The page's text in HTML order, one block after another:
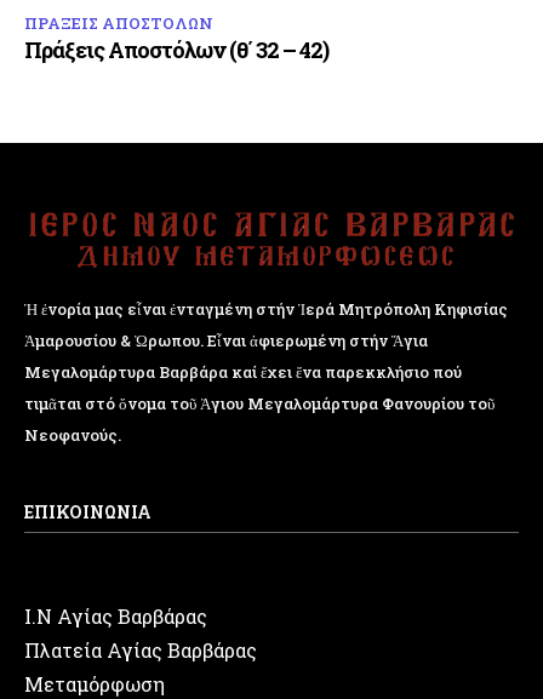
ΠΡΑΞΕΙΣ ΑΠΟΣΤΟΛΩΝ
Πράξεις Αποστόλων (θ΄ 32 – 42)
Ἡ ἐνορία μας εἶναι ἐνταγμένη στήν Ἱερά Μητρόπολη Κηφισίας
Ἁμαρουσίου & Ὠρωπου. Εἶναι ἀφιερωμένη στήν Ἅγια
Μεγαλομάρτυρα Βαρβάρα καί ἔχει ἕνα παρεκκλήσιο πού
τιμᾶται στό ὄνομα τοῦ Ἁγιου Μεγαλομάρτυρα Φανουρίου τοῦ
Νεοφανούς.
ΕΠΙΚΟΙΝΩΝΙΑ
Ι.Ν Αγίας Βαρβάρας
Πλατεία Αγίας Βαρβάρας
Μεταμόρφωση